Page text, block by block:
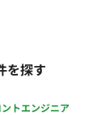
を探す
トエンジニア